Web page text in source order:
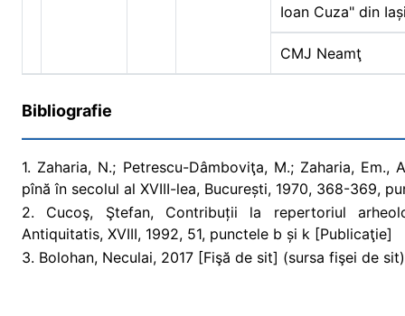
Ioan Cuza" din
CMJ Neamţ
Bibliografie
1. Zaharia, N.; Petrescu-Dâmboviţa, M.; Zaharia,
pînă în secolul al XVIII-lea, București, 1970, 368-369,
2. Cucoş, Ştefan, Contribuții la repertoriul
Antiquitatis, XVIII, 1992, 51, punctele b și k [Publicaţie]
3. Bolohan, Neculai, 2017 [Fişă de sit] (sursa fişei de sit)